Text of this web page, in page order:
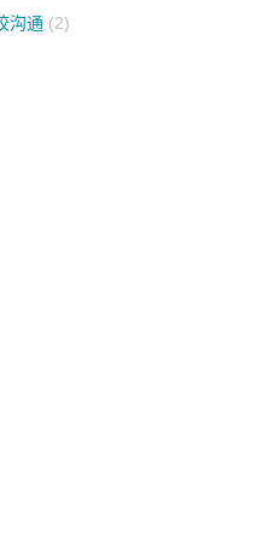
沟通 (2)